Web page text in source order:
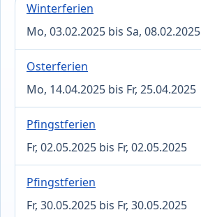
Winterferien
Mo, 03.02.2025 bis Sa, 08.02.2025
Osterferien
Mo, 14.04.2025 bis Fr, 25.04.2025
Pfingstferien
Fr, 02.05.2025 bis Fr, 02.05.2025
Pfingstferien
Fr, 30.05.2025 bis Fr, 30.05.2025